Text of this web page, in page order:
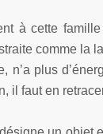
à cette
comme la
n’a plus
il faut en